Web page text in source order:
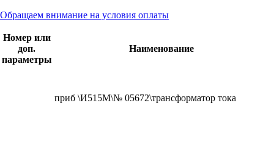
Обращаем внимание на условия оплаты
Номер или
доп.
параметры
Наименование
приб \И515М\№ 05672\трансформатор тока